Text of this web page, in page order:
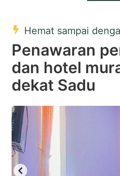
select
a
date.
Press
question
mark
key
to
get
Hemat sampai
Penawaran
dan hotel
dekat Sadu